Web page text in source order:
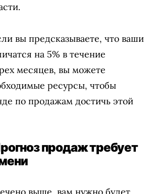
вы предсказываете, что ваши
на 5% в течение
месяцев, вы можете
ресурсы, чтобы
по продажам достичь этой
продаж требует
выше, вам нужно будет